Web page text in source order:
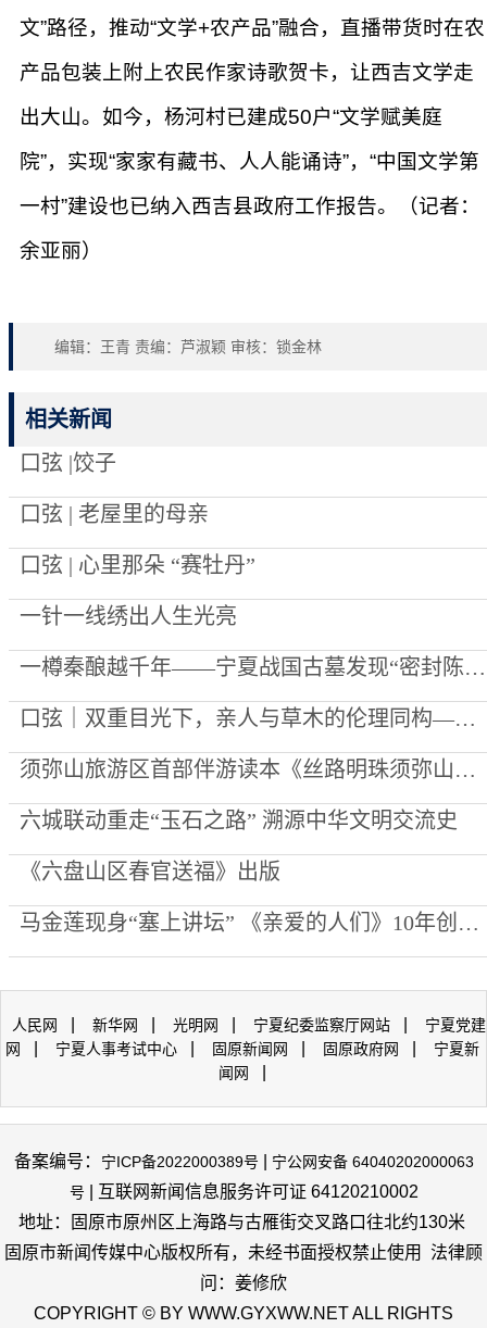
文”路径，推动“文学+农产品”融合，直播带货时在农
产品包装上附上农民作家诗歌贺卡，让西吉文学走
出大山。如今，杨河村已建成50户“文学赋美庭
院”，实现“家家有藏书、人人能诵诗”，“中国文学第
一村”建设也已纳入西吉县政府工作报告。（记者：
余亚丽）
编辑：王青 责编：芦淑颖 审核：锁金林
相关新闻
口弦 |饺子
口弦 | 老屋里的母亲
口弦 | 心里那朵 “赛牡丹”
一针一线绣出人生光亮
一樽秦酿越千年——宁夏战国古墓发现“密封陈酿”始末
口弦｜双重目光下，亲人与草木的伦理同构——评李向菊诗集《每一棵草都被深爱过》
须弥山旅游区首部伴游读本《丝路明珠须弥山》出版
六城联动重走“玉石之路” 溯源中华文明交流史
《六盘山区春官送福》出版
马金莲现身“塞上讲坛” 《亲爱的人们》10年创作心路公开
人民网 新华网 光明网 宁夏纪委监察厅网站
宁夏党建
网
宁夏人事考试中心 固原新闻网 固原政府网
宁夏新
闻网
备案编号： 宁ICP备2022000389号
宁公网安备 64040202000063
号 | 互联网新闻信息服务许可证 64120210002
地址：固原市原州区上海路与古雁街交叉路口往北约130米
固原市新闻传媒中心版权所有，未经书面授权禁止使用 法律顾
问：姜修欣
COPYRIGHT © BY WWW.GYXWW.NET ALL RIGHTS